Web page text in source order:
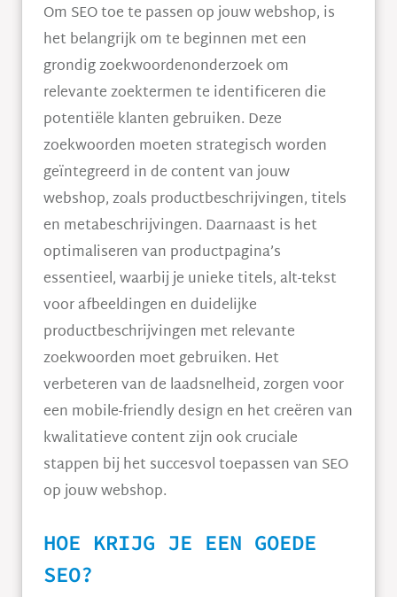
Om SEO toe te passen op jouw webshop, is
het belangrijk om te beginnen met een
grondig zoekwoordenonderzoek om
relevante zoektermen te identificeren die
potentiële klanten gebruiken. Deze
zoekwoorden moeten strategisch worden
geïntegreerd in de content van jouw
webshop, zoals productbeschrijvingen, titels
en metabeschrijvingen. Daarnaast is het
optimaliseren van productpagina’s
essentieel, waarbij je unieke titels, alt-tekst
voor afbeeldingen en duidelijke
productbeschrijvingen met relevante
zoekwoorden moet gebruiken. Het
verbeteren van de laadsnelheid, zorgen voor
een mobile-friendly design en het creëren van
kwalitatieve content zijn ook cruciale
stappen bij het succesvol toepassen van SEO
op jouw webshop.
HOE KRIJG JE EEN GOEDE
SEO?